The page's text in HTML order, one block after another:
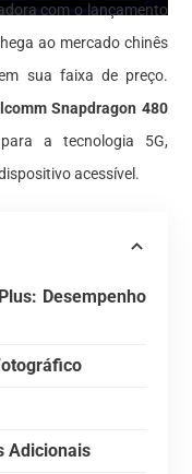
com o lançamento
ao mercado chinês
sua faixa de preço.
Snapdragon 480
a tecnologia 5G,
acessível.
Desempenho
Adicionais